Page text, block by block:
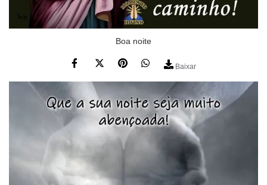
Boa noite
Baixar